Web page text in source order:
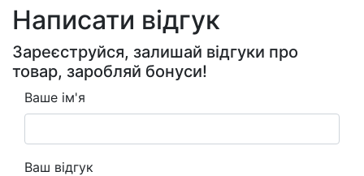
Написати відгук
Зареєструйся, залишай відгуки про
товар, заробляй бонуси!
Ваше ім'я
Ваш відгук